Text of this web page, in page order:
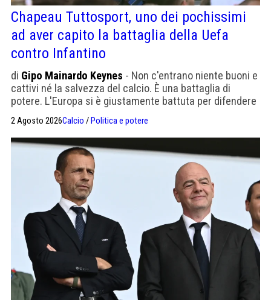
Chapeau Tuttosport, uno dei pochissimi
ad aver capito la battaglia della Uefa
contro Infantino
di Gipo Mainardo Keynes - Non c'entrano niente buoni e
cattivi né la salvezza del calcio. È una battaglia di
potere. L'Europa si è giustamente battuta per difendere
le proprie posizioni di vantaggio. Gli autolesionisti sono
stati gli asiatici e gli altri che hanno detto no a una
barca di soldi. Ma Infantino ha commesso errori da
principiante.
2 Agosto 2026Calcio / Politica e potere